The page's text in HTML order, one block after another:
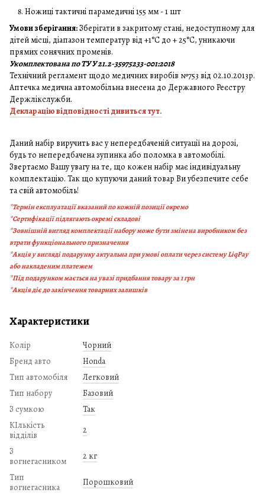
Ножиці тактичні парамедичні 155 мм - 1 шт
Умови зберігання:Зберігати в закритому стані, недоступному для
дітей місці, діапазон температур від +1°C до + 25°C, уникаючи
прямих сонячних променів.
Укомплектована по ТУ У 21.2-35975233-001:2018
Технічний регламент щодо медичних виробів №753 від 02.10.2013р.
Аптечка медична автомобільна внесена до Державного Реєстру
Держлікслужби.
Декларацію відповідності дивиться тут.
Даний набір виручить вас у непередбаченій ситуації на дорозі,
будь то непередбачена зупинка або поломка в автомобілі.
Звертаємо Вашу увагу на те, що кожен набір має індивідуальну
комплектацію. Так що купуючи даний товар Ви убезпечите себе
та свій автомобіль!
*Термін експлуатації вказаний по кожній позиції окремо
*Сертифікації підлягають окремі складові
*Зовнішній вигляд комплектації набору може бути змінена виробником без
втрати функціонального призначення
*Акція у вигляді подарунку актуальна при умові оплати через системуLiqPay
або накладеним платежем
*Під подарунком мається на увазі придбання товару за 1 грн
*Акція діє до закінчення товарних залишків
Характеристики
Колір
Чорний
Бренд авто
Honda
Тип автомобіля
Легковий
Тип набору
Базовий
З сумкою
Так
КІлькість
відділів
2
З
вогнегасником
2 кг
Тип
вогнегасника
Порошковий